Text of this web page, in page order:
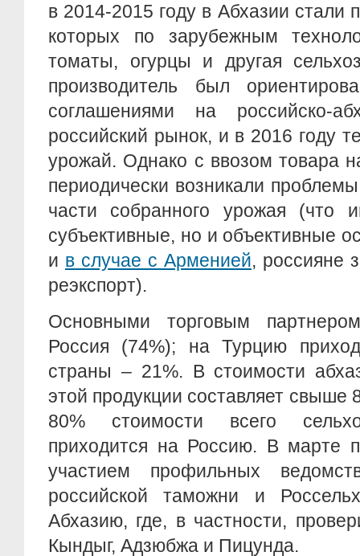
в 2014-2015 году в Абхазии стали
которых по зарубежным
томаты, огурцы и другая
производитель был
соглашениями на российско-
российский рынок, и в 2016 году
урожай. Однако с ввозом товара
периодически возникали
части собранного урожая (что
субъективные, но и объективные
и в случае с Арменией, россияне
реэкспорт).
Основными торговым
Россия (74%); на Турцию
страны – 21%. В стоимости
этой продукции составляет
80% стоимости всего
приходится на Россию. В марте
участием профильных
российской таможни и
Абхазию, где, в частности,
Кындыг, Адзюбжа и Пицунда.